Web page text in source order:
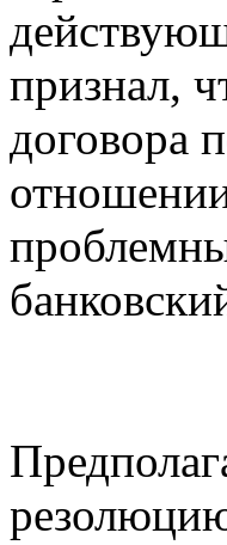
признал,
договора